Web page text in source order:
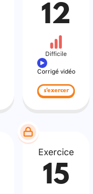
12
Difficile
Corrigé vidéo
s'exercer
Exercice
15